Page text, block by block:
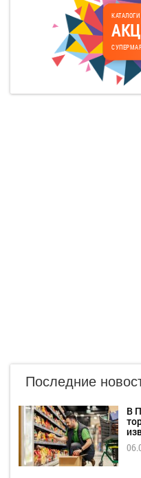
КАТАЛОГИ
Последние
В